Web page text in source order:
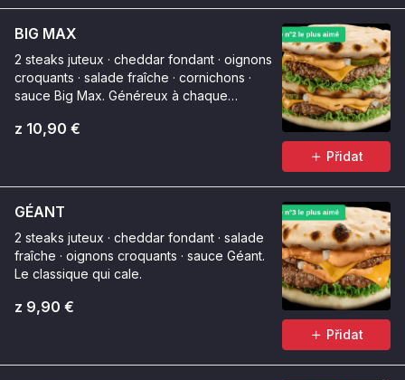
BIG MAX
2 steaks juteux · cheddar fondant · oignons
croquants · salade fraîche · cornichons ·
sauce Big Max. Généreux à chaque
z 10,90 €
Přidat
GÉANT
2 steaks juteux · cheddar fondant · salade
fraîche · oignons croquants · sauce Géant.
Le classique qui cale.
z 9,90 €
Přidat